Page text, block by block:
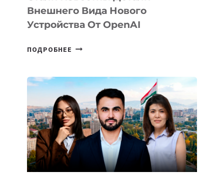
Внешнего Вида Нового
Устройства От OpenAI
ПОДРОБНЕЕ СТАЛИ
ВНЕШНЕГО
ВИДА
НОВОГО
УСТРОЙСТВА
ОТ
OPENAI